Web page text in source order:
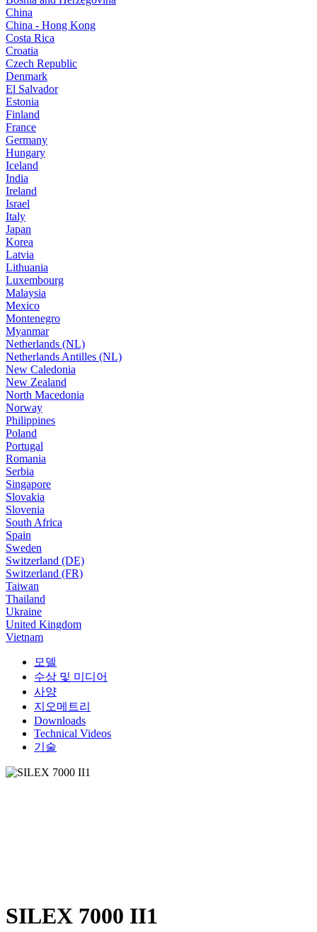
China
China - Hong Kong
Costa Rica
Croatia
Czech Republic
Denmark
El Salvador
Estonia
Finland
France
Germany
Hungary
Iceland
India
Ireland
Israel
Italy
Japan
Korea
Latvia
Lithuania
Luxembourg
Malaysia
Mexico
Montenegro
Myanmar
Netherlands (NL)
Netherlands Antilles (NL)
New Caledonia
New Zealand
North Macedonia
Norway
Philippines
Poland
Portugal
Romania
Serbia
Singapore
Slovakia
Slovenia
South Africa
Spain
Sweden
Switzerland (DE)
Switzerland (FR)
Taiwan
Thailand
Ukraine
United Kingdom
Vietnam
모델
수상 및 미디어
사양
지오메트리
Downloads
Technical Videos
기술
SILEX 7000 II1